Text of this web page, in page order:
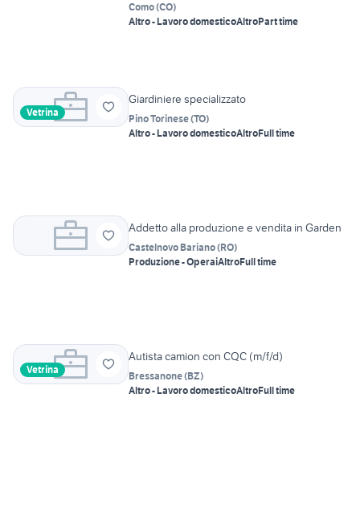
Como(CO)
Altro - Lavoro domesticoAltroPart time
Vetrina
Giardiniere specializzato
Pino Torinese(TO)
Altro - Lavoro domesticoAltroFull time
Addetto alla produzione e vendita in Garden
Castelnovo Bariano(RO)
Produzione - OperaiAltroFull time
Vetrina
Autista camion con CQC (m/f/d)
Bressanone(BZ)
Altro - Lavoro domesticoAltroFull time